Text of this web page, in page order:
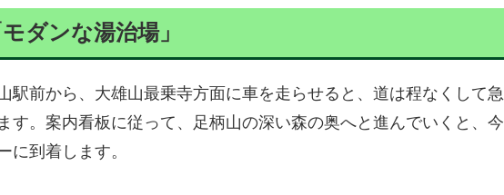
ダンな湯治場」
駅前から、大雄山最乗寺方面に車を走らせると、道は程なくして急
す。案内看板に従って、足柄山の深い森の奥へと進んでいくと、今
に到着します。